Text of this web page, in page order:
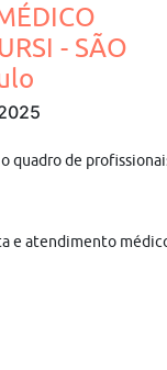
- SÃO
quadro de
e atendimento